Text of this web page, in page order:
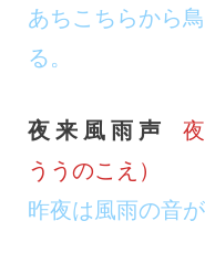
あちこちらから
る。
夜 来 風 雨 声
ううのこえ）
昨夜は風雨の音が